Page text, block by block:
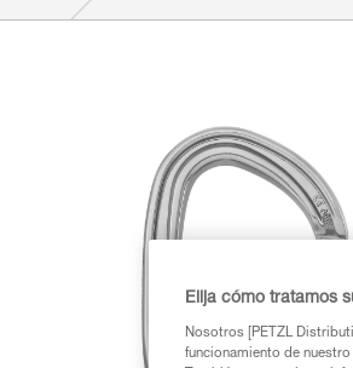
Elija cómo tratamos
Nosotros [PETZL
funcionamiento de